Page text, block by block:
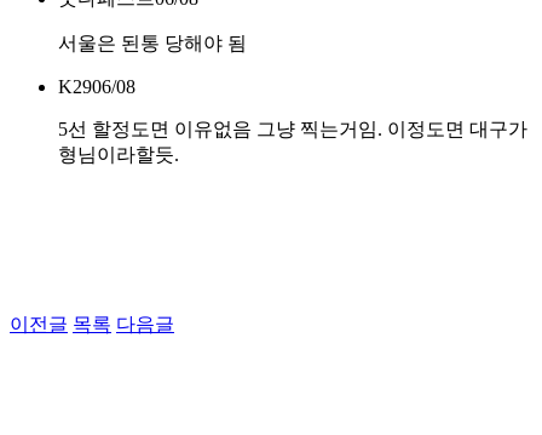
서울은 된통 당해야 됨
K2906/08
5선 할정도면 이유없음 그냥 찍는거임. 이정도면 대구가
형님이라할듯.
이전글 목록 다음글